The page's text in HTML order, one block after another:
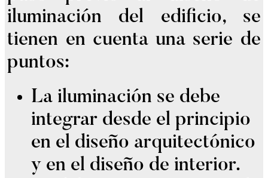
iluminación del edificio, se
tienen en cuenta una serie de
puntos:
La iluminación se debe
integrar desde el principio
en el diseño arquitectónico
y en el diseño de interior.